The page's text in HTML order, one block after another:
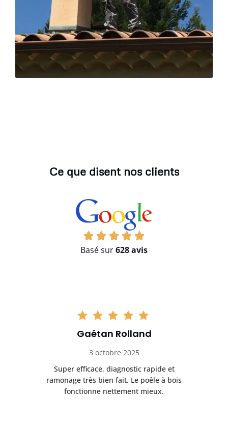
Ce que disent nos clients
Basé sur628 avis
Gaétan Rolland
3 octobre 2025
Super efficace, diagnostic rapide et
ramonage très bien fait. Le poêle à bois
fonctionne nettement mieux.